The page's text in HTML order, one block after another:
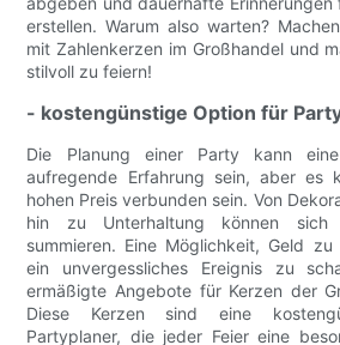
erstellen. Warum also warten?
mit Zahlenkerzen im Großhandel und
stilvoll zu feiern!
- kostengünstige Option für
Die Planung einer Party kann
aufregende Erfahrung sein, aber es
hohen Preis verbunden sein. Von
hin zu Unterhaltung können sich
summieren. Eine Möglichkeit, Geld
ein unvergessliches Ereignis zu
ermäßigte Angebote für Kerzen der
Diese Kerzen sind eine
Partyplaner, die jeder Feier eine